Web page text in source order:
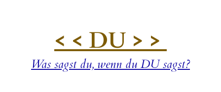
< < DU > >
Was sagst du, wenn du DU sagst?